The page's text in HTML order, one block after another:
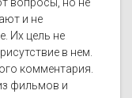
вопросы, но не
и не
Их цель не
в нем.
комментария.
фильмов и